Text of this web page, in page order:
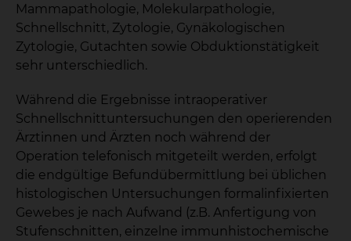
Mammapathologie, Molekularpathologie,
Schnellschnitt, Zytologie, Gynäkologischen
Zytologie, Gutachten sowie Obduktionstätigkeit
sehr unterschiedlich.
Während die Ergebnisse intraoperativer
Schnellschnittuntersuchungen den operierenden
Ärztinnen und Ärzten noch während der
Operation telefonisch mitgeteilt werden, erfolgt
die endgültige Befundübermittlung bei üblichen
histologischen Untersuchungen formalinfixierten
Gewebes je nach Aufwand (z.B. Anfertigung von
Stufenschnitten, einzelne immunhistochemische